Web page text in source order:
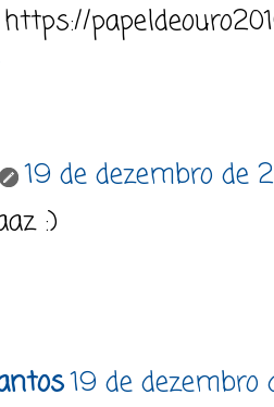
19 de dezembro de
:)
19 de dezembro